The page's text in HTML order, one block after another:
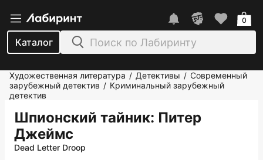
Каталог
0
Художественная литература / Детективы / Современный
зарубежный детектив / Криминальный зарубежный
детектив
Шпионский тайник: Питер
Джеймс
Dead Letter Droop